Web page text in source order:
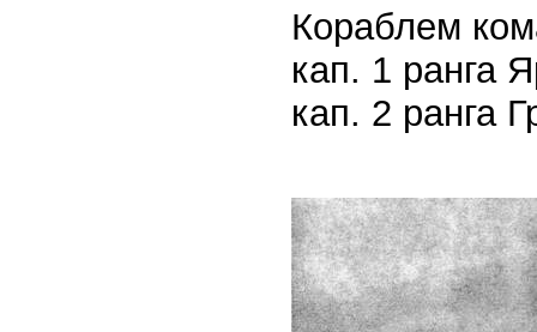
Кораблем
кап. 1 ранга
кап. 2 ранга